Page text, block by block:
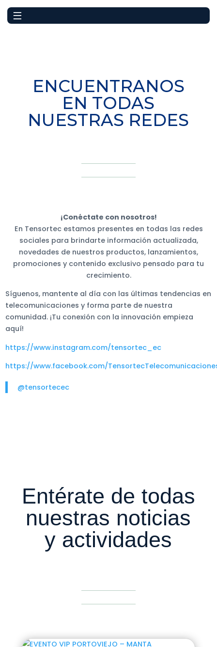
ENCUENTRANOS
EN TODAS
NUESTRAS REDES
¡Conéctate con nosotros!
En Tensortec estamos presentes en todas las redes
sociales para brindarte información actualizada,
novedades de nuestros productos, lanzamientos,
promociones y contenido exclusivo pensado para tu
crecimiento.
Síguenos, mantente al día con las últimas tendencias en
telecomunicaciones y forma parte de nuestra
comunidad. ¡Tu conexión con la innovación empieza
aquí!
https://www.instagram.com/tensortec_ec
https://www.facebook.com/
@tensortecec
Entérate de todas
nuestras noticias
y actividades